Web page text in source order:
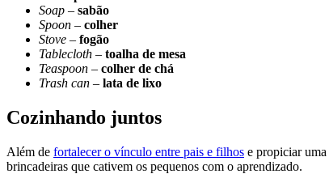
Soap – sabão
Spoon – colher
Stove – fogão
Tablecloth – toalha de mesa
Teaspoon – colher de chá
Trash can – lata de lixo
Cozinhando juntos
Além de fortalecer o vínculo entre pais e filhos e propiciar uma
brincadeiras que cativem os pequenos com o aprendizado.